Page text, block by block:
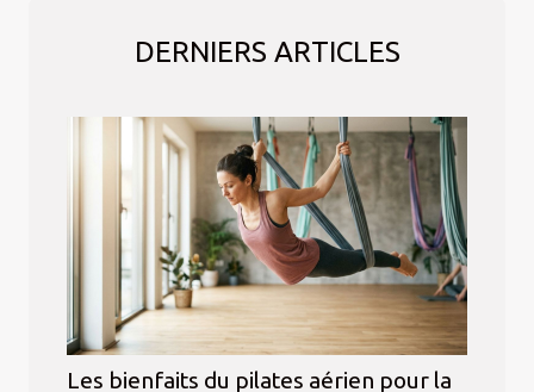
DERNIERS ARTICLES
Les bienfaits du pilates aérien pour la